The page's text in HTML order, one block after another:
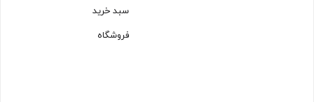
سبد خرید
فروشگاه